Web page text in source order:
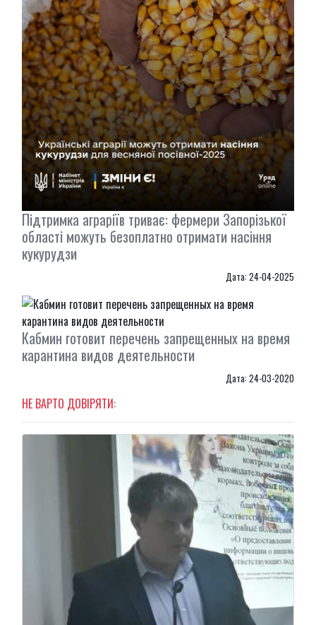
Підтримка аграріїв триває: фермери Запорізької
області можуть безоплатно отримати насіння
кукурудзи
Дата: 24-04-2025
Кабмин готовит перечень запрещенных на время
карантина видов деятельности
Дата: 24-03-2020
НЕ ВАРТО ДОВІРЯТИ: